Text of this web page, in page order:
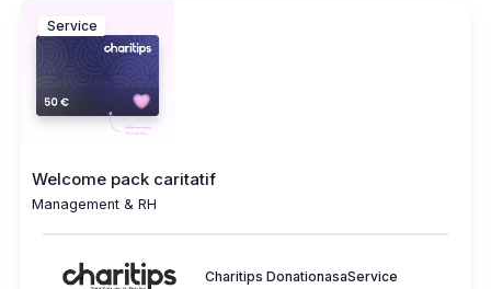
Service
Welcome pack caritatif
Management & RH
Charitips DonationasaService